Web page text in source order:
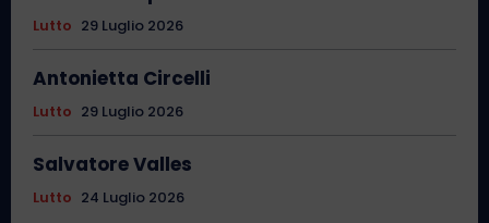
Lutto 29 Luglio 2026
Antonietta Circelli
Lutto 29 Luglio 2026
Salvatore Valles
Lutto 24 Luglio 2026